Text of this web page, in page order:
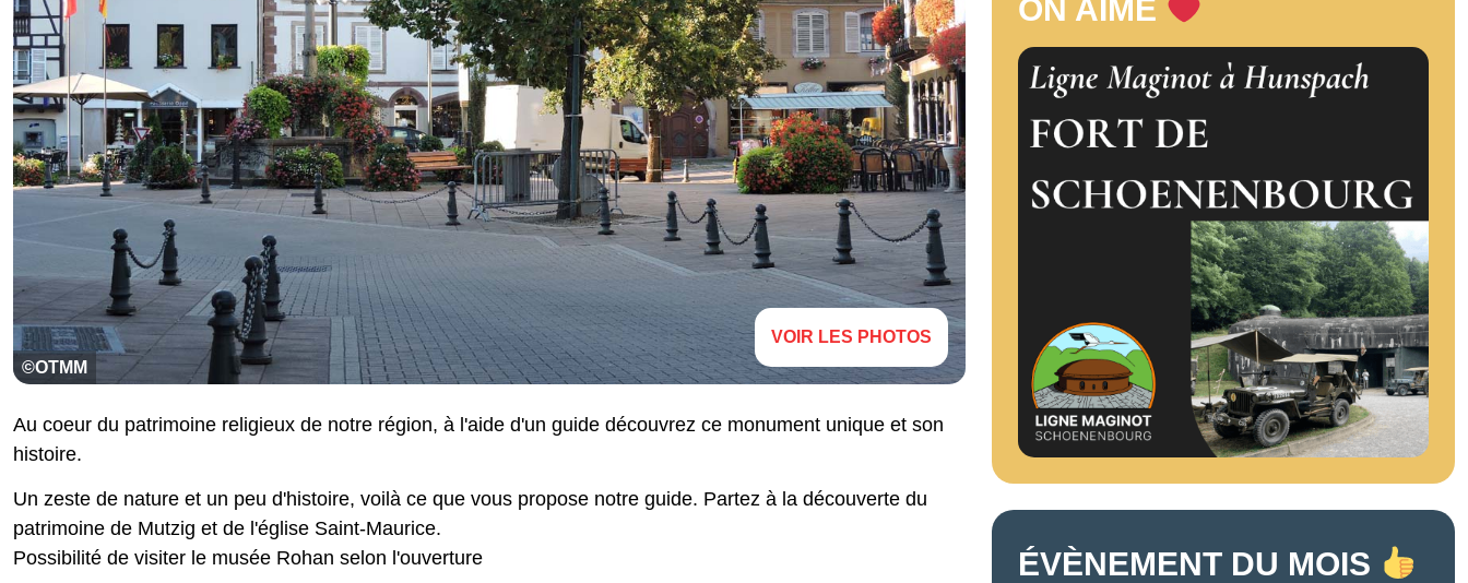
©OTMM
VOIR LES PHOTOS
Au coeur du patrimoine religieux de notre région, à l'aide d'un guide découvrez ce monument unique et son
histoire.
Un zeste de nature et un peu d'histoire, voilà ce que vous propose notre guide. Partez à la découverte du
patrimoine de Mutzig et de l'église Saint-Maurice.
Possibilité de visiter le musée Rohan selon l'ouverture
ON AIME
ÉVÈNEMENT DU MOIS